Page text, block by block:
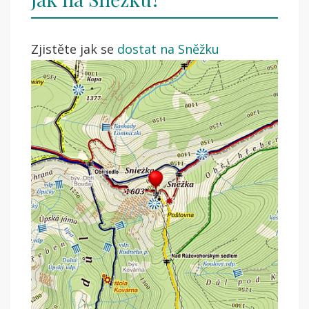
Zjistěte jak se dostat na Sněžku